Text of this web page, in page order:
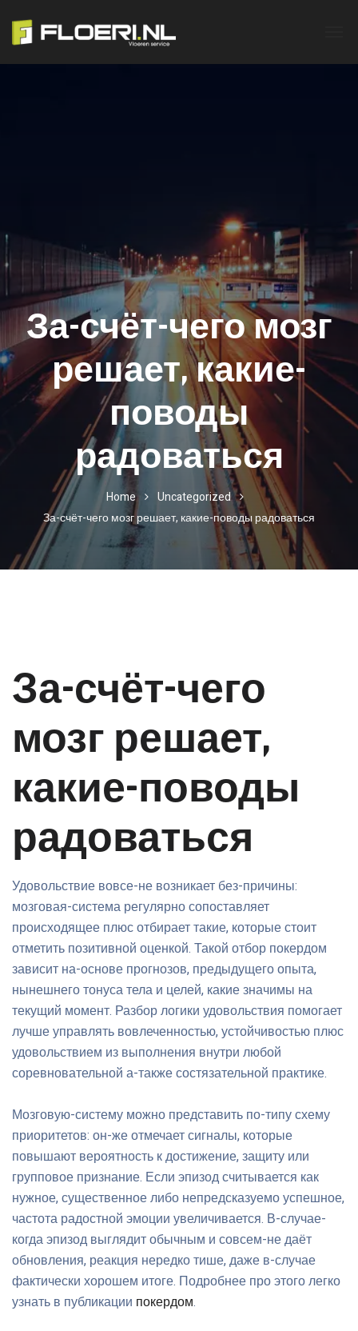
За-счёт-чего мозг
решает, какие-
поводы
радоваться
Home
Uncategorized
За-счёт-чего мозг решает, какие-поводы радоваться
За-счёт-чего
мозг решает,
какие-поводы
радоваться
Удовольствие вовсе-не возникает без-причины:
мозговая-система регулярно сопоставляет
происходящее плюс отбирает такие, которые стоит
отметить позитивной оценкой. Такой отбор покердом
зависит на-основе прогнозов, предыдущего опыта,
нынешнего тонуса тела и целей, какие значимы на
текущий момент. Разбор логики удовольствия помогает
лучше управлять вовлеченностью, устойчивостью плюс
удовольствием из выполнения внутри любой
соревновательной а-также состязательной практике.
Мозговую-систему можно представить по-типу схему
приоритетов: он-же отмечает сигналы, которые
повышают вероятность к достижение, защиту или
групповое признание. Если эпизод считывается как
нужное, существенное либо непредсказуемо успешное,
частота радостной эмоции увеличивается. В-случае-
когда эпизод выглядит обычным и совсем-не даёт
обновления, реакция нередко тише, даже в-случае
фактически хорошем итоге. Подробнее про этого легко
узнать в публикации покердом.